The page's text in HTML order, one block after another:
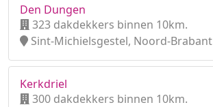
Den Dungen
323 dakdekkers binnen 10km.
Sint-Michielsgestel, Noord-Brabant
Kerkdriel
300 dakdekkers binnen 10km.